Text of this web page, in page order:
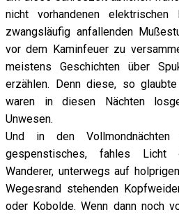
nicht vorhandenen elektrischen
zwangsläufig anfallenden
vor dem Kaminfeuer zu
meistens Geschichten über
erzählen. Denn diese, so
waren in diesen Nächten
Unwesen.
Und in den
gespenstisches, fahles Licht
Wanderer, unterwegs auf
Wegesrand stehenden
oder Kobolde. Wenn dann noch